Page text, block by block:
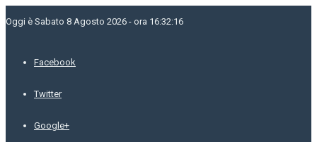
Oggi è Sabato 8 Agosto 2026 - ora 16:32:16
Facebook
Twitter
Google+